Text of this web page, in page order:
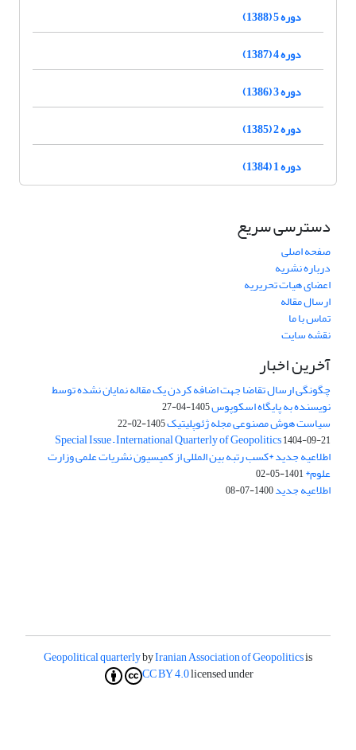
دوره 5 (1388)
دوره 4 (1387)
دوره 3 (1386)
دوره 2 (1385)
دوره 1 (1384)
دسترسی سریع
صفحه اصلی
درباره نشریه
اعضای هیات تحریریه
ارسال مقاله
تماس با ما
نقشه سایت
آخرین اخبار
چگونگی ارسال تقاضا جهت اضافه کردن یک مقاله نمایان نشده توسط
نویسنده به پایگاه اسکوپوس1405-04-27
سیاست هوش مصنوعی مجله ژئوپلیتیک1405-02-22
Special Issue – International Quarterly of Geopolitics1404-09-21
اطلاعیه جدید *کسب رتبه بین المللی از کمیسیون نشریات علمی وزارت
علوم*1401-05-02
اطلاعیه جدید1400-07-08
Geopolitical quarterlybyIranian Association of Geopoliticsis
licensed under
CC BY 4.0